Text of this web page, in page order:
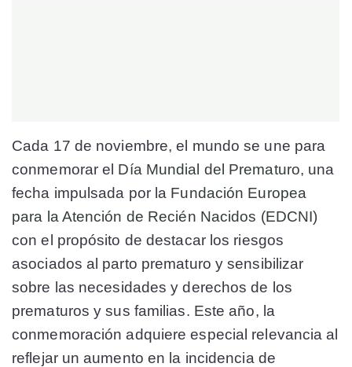
Cada 17 de noviembre, el mundo se une para
conmemorar el Día Mundial del Prematuro, una
fecha impulsada por la Fundación Europea
para la Atención de Recién Nacidos (EDCNI)
con el propósito de destacar los riesgos
asociados al parto prematuro y sensibilizar
sobre las necesidades y derechos de los
prematuros y sus familias. Este año, la
conmemoración adquiere especial relevancia al
reflejar un aumento en la incidencia de